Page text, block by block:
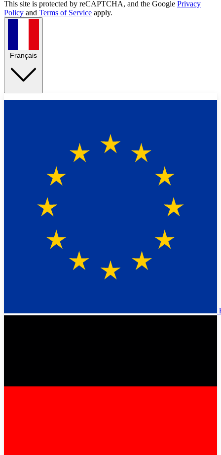
This site is protected by reCAPTCHA, and the Google Privacy
Policy and Terms of Service apply.
Français